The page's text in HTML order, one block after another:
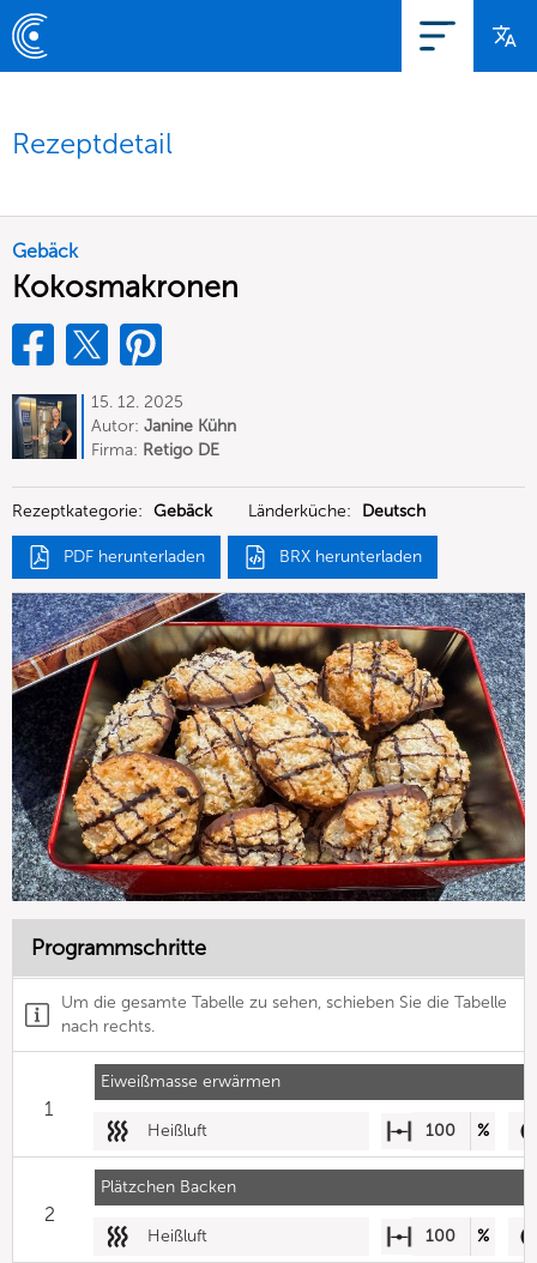
Rezeptdetail
Gebäck
Kokosmakronen
15. 12. 2025
Autor: Janine Kühn
Firma: Retigo DE
Rezeptkategorie: Gebäck Länderküche: Deutsch
PDF herunterladen BRX herunterladen
Programmschritte
Um die gesamte Tabelle zu sehen, schieben Sie die Tabelle
nach rechts.
Eiweißmasse erwärmen
1
Heißluft 100 %
Plätzchen Backen
2
Heißluft 100 %